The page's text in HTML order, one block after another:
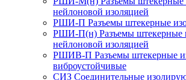
нейлоновой изоляцией
РШИ-П Разъемы штекерные
РШИ-П(н) Разъемы штекерные
нейлоновой изоляцией
РШИВ-П Разъемы штекерные
виброустойчивые
СИЗ Соединительные